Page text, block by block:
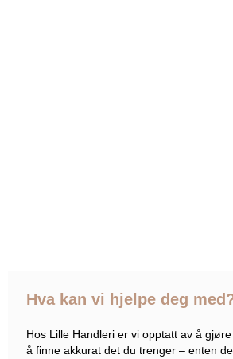
Hva kan vi hjelpe deg
Hos Lille Handleri er vi opptatt av å
å finne akkurat det du trenger – enten